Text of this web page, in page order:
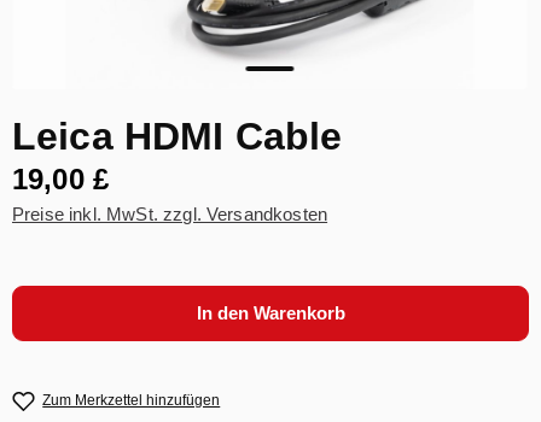
Leica HDMI Cable
19,00 £
Preise inkl. MwSt. zzgl. Versandkosten
In den Warenkorb
Zum Merkzettel hinzufügen